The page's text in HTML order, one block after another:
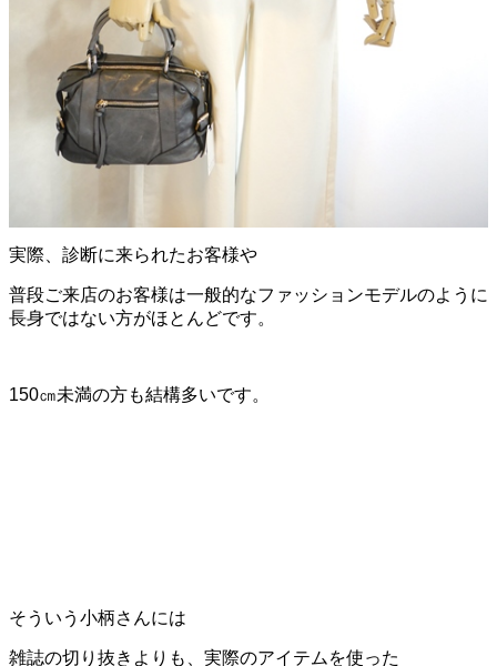
実際、診断に来られたお客様や
普段ご来店のお客様は一般的なファッションモデルのように
長身ではない方がほとんどです。
150㎝未満の方も結構多いです。
そういう小柄さんには
雑誌の切り抜きよりも、実際のアイテムを使った